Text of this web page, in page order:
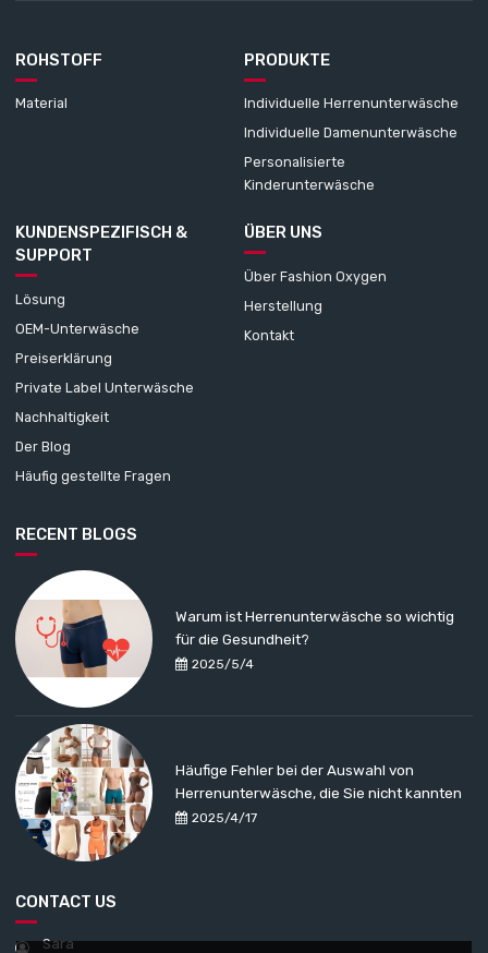
ROHSTOFF
Material
PRODUKTE
Individuelle Herrenunterwäsche
Individuelle Damenunterwäsche
Personalisierte
Kinderunterwäsche
KUNDENSPEZIFISCH &
SUPPORT
Lösung
OEM-Unterwäsche
Preiserklärung
Private Label Unterwäsche
Nachhaltigkeit
Der Blog
Häufig gestellte Fragen
ÜBER UNS
Über Fashion Oxygen
Herstellung
Kontakt
RECENT BLOGS
2025/5/4
Warum ist Herrenunterwäsche so wichtig
für die Gesundheit?
2025/4/17
Häufige Fehler bei der Auswahl von
Herrenunterwäsche, die Sie nicht kannten
CONTACT US
Sara